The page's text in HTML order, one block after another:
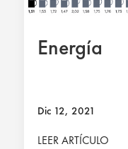
Energía
Dic 12, 2021
LEER ARTÍCULO